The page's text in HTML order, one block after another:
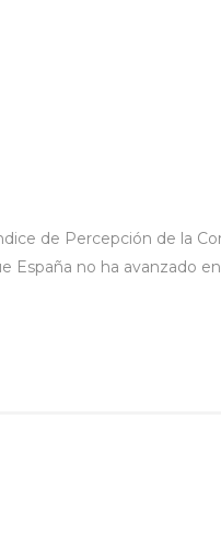
de Percepción de la
España no ha avanzado